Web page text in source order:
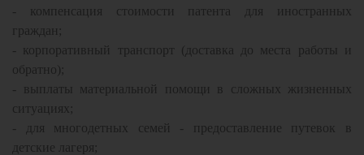
- компенсация стоимости патента для иностранных
граждан;
- корпоративный транспорт (доставка до места работы и
обратно);
- выплаты материальной помощи в сложных жизненных
ситуациях;
- для многодетных семей - предоставление путевок в
детские лагеря;